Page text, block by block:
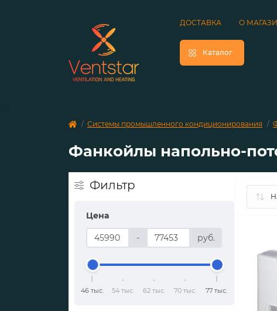
ДОСТАВКА О
Каталог
Системы промышленного кондиционирования
Фанкойлы напольно-
Фильтр
Цена
- руб.
46 тыс. 54 тыс. 62 тыс. 70 тыс. 77 тыс.